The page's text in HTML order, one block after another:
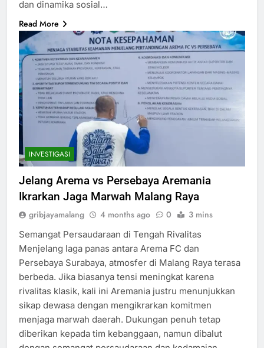
dan dinamika sosial…
Read More
INVESTIGASI
Jelang Arema vs Persebaya Aremania
Ikrarkan Jaga Marwah Malang Raya
gribjayamalang 4 months ago 0 3 mins
Semangat Persaudaraan di Tengah Rivalitas
Menjelang laga panas antara Arema FC dan
Persebaya Surabaya, atmosfer di Malang Raya terasa
berbeda. Jika biasanya tensi meningkat karena
rivalitas klasik, kali ini Aremania justru menunjukkan
sikap dewasa dengan mengikrarkan komitmen
menjaga marwah daerah. Dukungan penuh tetap
diberikan kepada tim kebanggaan, namun dibalut